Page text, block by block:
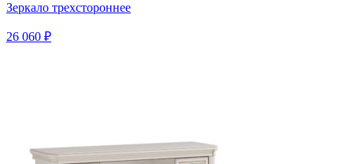
Зеркало трехстороннее
26 060 ₽